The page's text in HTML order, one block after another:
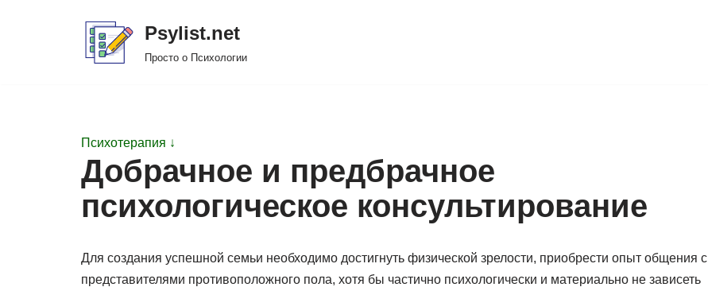
Psylist.net
Просто о Психологии
Психотерапия ↓
Добрачное и предбрачное
психологическое консультирование
Для создания успешной семьи необходимо достигнуть физической зрелости, приобрести опыт общения с
представителями противоположного пола, хотя бы частично психологически и материально не зависеть